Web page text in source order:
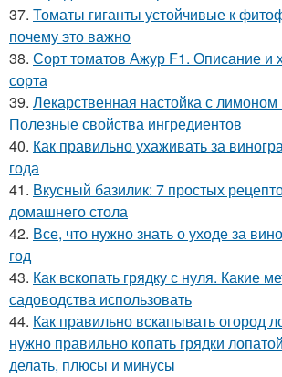
37. Томаты гиганты устойчивые к
почему это важно
38. Сорт томатов Ажур F1. Описание и
сорта
39. Лекарственная настойка с лимоном
Полезные свойства ингредиентов
40. Как правильно ухаживать за
года
41. Вкусный базилик: 7 простых
домашнего стола
42. Все, что нужно знать о уходе за
год
43. Как вскопать грядку с нуля. Какие
садоводства использовать
44. Как правильно вскапывать огород
нужно правильно копать грядки
делать, плюсы и минусы